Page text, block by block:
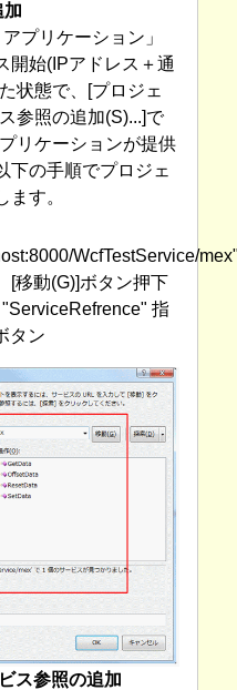
加
プリケーション」
開始(IPアドレス＋通
状態で、[プロジェ
参照の追加(S)...]で
リケーションが提供
下の手順でプロジェ
ます。
WcfTestService/
[移動(G)]ボタン押下
指
タン
ス参照の追加